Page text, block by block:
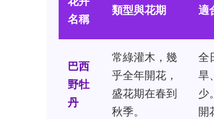
名稱
類型與花期 適
巴西
野牡
丹
常綠灌木，幾
乎全年開花，
盛花期在春到
秋季。
全
旱
少
開